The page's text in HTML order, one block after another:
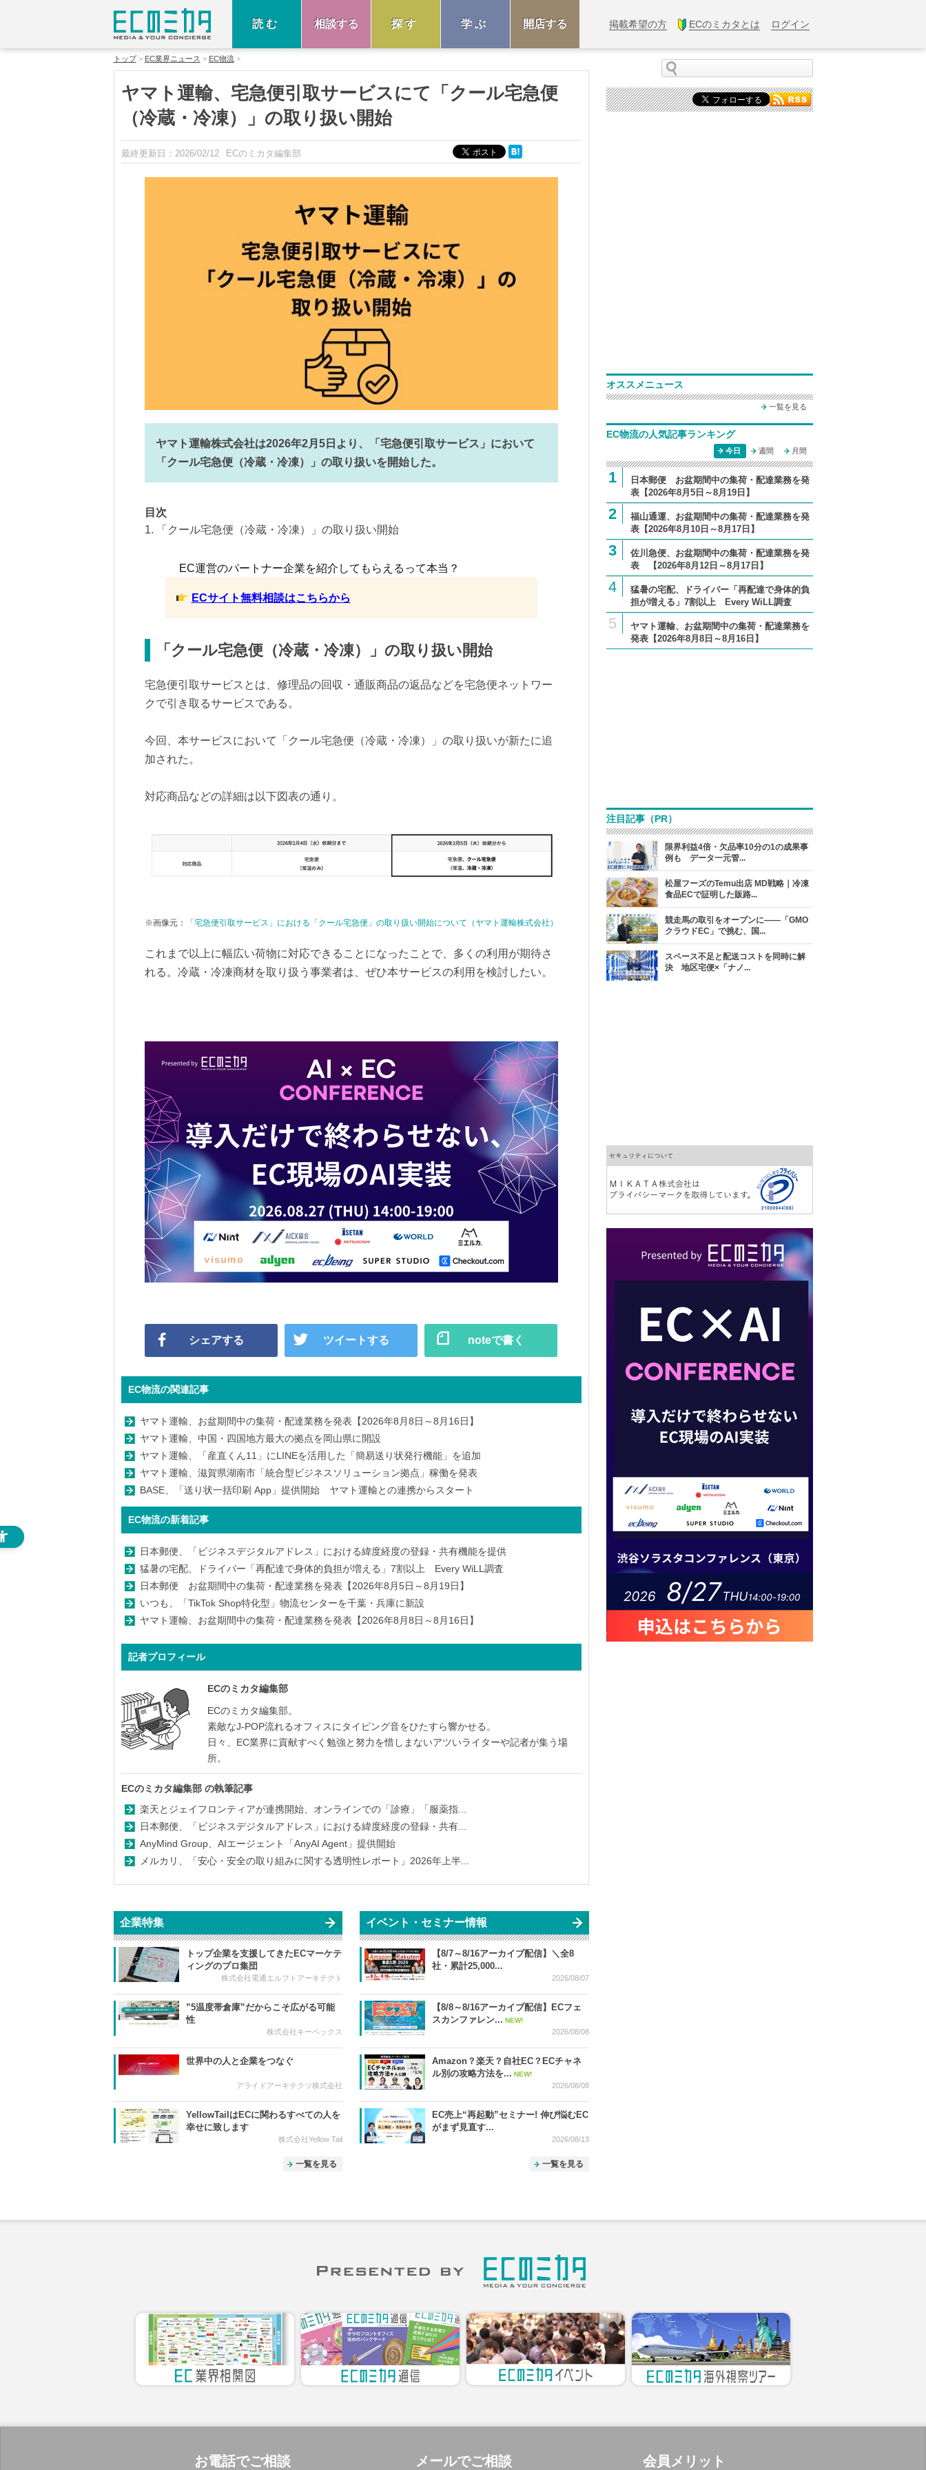
読む 相談する 探す 学ぶ 開店する 掲載希望の方 ECのミカタとは ログイン
トップ EC業界ニュース EC物流
ヤマト運輸、宅急便引取サービスにて「クール宅急便
（冷蔵・冷凍）」の取り扱い開始
最終更新日： 2026/02/12 ECのミカタ編集部
ヤマト運輸株式会社は2026年2月5日より、「宅急便引取サービス」において
「クール宅急便（冷蔵・冷凍）」の取り扱いを開始した。
目次
1. 「クール宅急便（冷蔵・冷凍）」の取り扱い開始
EC運営のパートナー企業を紹介してもらえるって本当？
ECサイト無料相談はこちらから
「クール宅急便（冷蔵・冷凍）」の取り扱い開始
宅急便引取サービスとは、修理品の回収・通販商品の返品などを宅急便ネットワー
クで引き取るサービスである。
今回、本サービスにおいて「クール宅急便（冷蔵・冷凍）」の取り扱いが新たに追
加された。
対応商品などの詳細は以下図表の通り。
※画像元： 「宅急便引取サービス」における「クール宅急便」の取り扱い開始について（ヤマト運輸株式会社）
これまで以上に幅広い荷物に対応できることになったことで、多くの利用が期待さ
れる。冷蔵・冷凍商材を取り扱う事業者は、ぜひ本サービスの利用を検討したい。
シェアする ツイートする noteで書く
EC物流の関連記事
ヤマト運輸、お盆期間中の集荷・配達業務を発表【2026年8月8日～8月16日】
ヤマト運輸、中国・四国地方最大の拠点を岡山県に開設
ヤマト運輸、「産直くん11」にLINEを活用した「簡易送り状発行機能」を追加
ヤマト運輸、滋賀県湖南市「統合型ビジネスソリューション拠点」稼働を発表
BASE、「送り状一括印刷 App」提供開始 ヤマト運輸との連携からスタート
EC物流の新着記事
日本郵便、「ビジネスデジタルアドレス」における緯度経度の登録・共有機能を提供
猛暑の宅配、ドライバー「再配達で身体的負担が増える」7割以上 Every WiLL調査
日本郵便 お盆期間中の集荷・配達業務を発表【2026年8月5日～8月19日】
いつも、「TikTok Shop特化型」物流センターを千葉・兵庫に新設
ヤマト運輸、お盆期間中の集荷・配達業務を発表【2026年8月8日～8月16日】
記者プロフィール
ECのミカタ編集部
ECのミカタ編集部。
素敵なJ-POP流れるオフィスにタイピング音をひたすら響かせる。
日々、EC業界に貢献すべく勉強と努力を惜しまないアツいライターや記者が集う場
所。
ECのミカタ編集部の執筆記事
楽天とジェイフロンティアが連携開始、オンラインでの「診療」「服薬指...
日本郵便、「ビジネスデジタルアドレス」における緯度経度の登録・共有...
AnyMind Group、AIエージェント「AnyAI Agent」提供開始
メルカリ、「安心・安全の取り組みに関する透明性レポート」2026年上半...
企業特集
トップ企業を支援してきたECマーケテ
ィングのプロ集団
株式会社電通エルフトアーキテクト
”5温度帯倉庫”だからこそ広がる可能
性
株式会社キーペックス
世界中の人と企業をつなぐ
アライドアーキテクツ株式会社
YellowTailはECに関わるすべての人を
幸せに致します
株式会社Yellow Tail
一覧を見る
イベント・セミナー情報
【8/7～8/16アーカイブ配信】＼全8
社・累計25,000...
2026/08/07
【8/8～8/16アーカイブ配信】ECフェ
スカンファレン... NEW!
2026/08/08
Amazon？楽天？自社EC？ECチャネ
ル別の攻略方法を... NEW!
2026/08/08
EC売上“再起動”セミナー! 伸び悩むEC
がまず見直す...
2026/08/13
一覧を見る
オススメニュース
一覧を見る
EC物流の人気記事ランキング
今日 週間 月間
1
日本郵便 お盆期間中の集荷・配達業務を発
表【2026年8月5日～8月19日】
2
福山通運、お盆期間中の集荷・配達業務を発
表【2026年8月10日～8月17日】
3
佐川急便、お盆期間中の集荷・配達業務を発
表 【2026年8月12日～8月17日】
4
猛暑の宅配、ドライバー「再配達で身体的負
担が増える」7割以上 Every WiLL調査
5
ヤマト運輸、お盆期間中の集荷・配達業務を
発表【2026年8月8日～8月16日】
注目記事（PR）
限界利益4倍・欠品率10分の1の成果事
例も データ一元管...
松屋フーズのTemu出店 MD戦略｜冷凍
食品ECで証明した販路...
競走馬の取引をオープンに――「GMO
クラウドEC」で挑む、国...
スペース不足と配送コストを同時に解
決 地区宅便×「ナノ...
お電話でご相談 メールでご相談 会員メリット